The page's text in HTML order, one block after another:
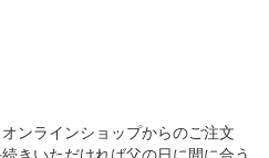
ンラインショップからのご注文
きいただければ父の日に間に合う